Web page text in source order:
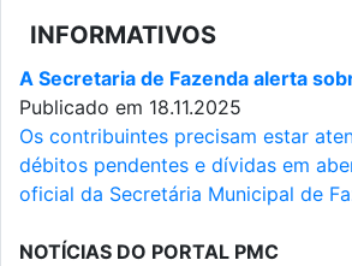
INFORMATIVOS
A Secretaria de Fazenda alerta
Publicado em 18.11.2025
Os contribuintes precisam estar
débitos pendentes e dívidas em
oficial da Secretária Municipal de
NOTÍCIAS DO PORTAL PMC